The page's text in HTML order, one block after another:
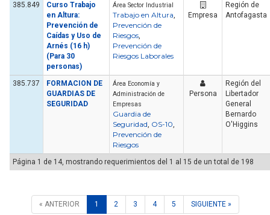
385.849
Curso Trabajo
en Altura:
Prevención de
Caídas y Uso de
Arnés (16 h)
(Para 30
personas)
Área Sector Industrial
Trabajo en Altura,
Prevención de
Riesgos,
Prevención de
Riesgos Laborales
Empresa
Región de
Antofagasta
385.737
FORMACION DE
GUARDIAS DE
SEGURIDAD
Área Economía y
Administración de
Empresas
Guardia de
Seguridad, OS-10,
Prevención de
Riesgos
Persona
Región del
Libertador
General
Bernardo
O'Higgins
Página 1 de 14, mostrando requerimientos del 1 al 15 de un total de 198
« ANTERIOR 1 2 3 4 5 SIGUIENTE »